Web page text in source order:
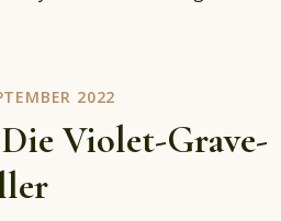
2022
Violet-Grave-